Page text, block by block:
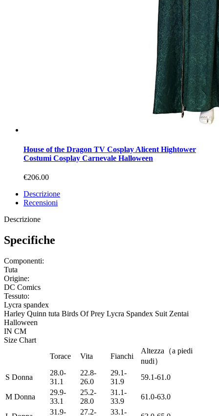
House of the Dragon TV Cosplay Alicent Hightower
Costumi Cosplay Carnevale Halloween
€206.00
Descrizione
Recensioni
Descrizione
Specifiche
Componenti:
Tuta
Origine:
DC Comics
Tessuto:
Lycra spandex
Harley Quinn tuta Birds Of Prey Lycra Spandex Suit Zentai
Halloween
IN CM
Size Chart
Torace
Vita Fianchi
Altezza（a piedi
nudi）
S Donna
28.0-
31.1
22.8-
26.0
29.1-
31.9
59.1-61.0
M Donna
29.9-
33.1
25.2-
28.0
31.1-
33.9
61.0-63.0
31.9- 27.2- 33.1-